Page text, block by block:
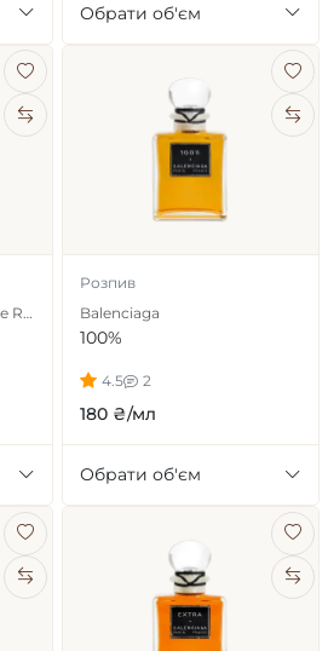
Обрати об'єм
Aphorismes by Dominique Ropion
Розпив
Balenciaga
100%
4.5 2
180 ₴/мл
Обрати об'єм